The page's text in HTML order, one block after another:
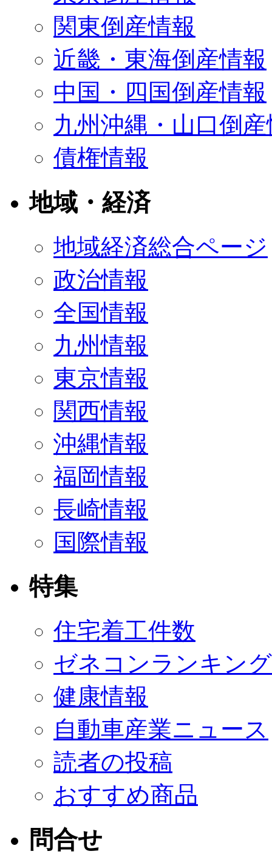
関東倒産情報
近畿・東海倒産情報
中国・四国倒産情報
九州沖縄・山口倒
債権情報
地域・経済
地域経済総合ページ
政治情報
全国情報
九州情報
東京情報
関西情報
沖縄情報
福岡情報
長崎情報
国際情報
特集
住宅着工件数
ゼネコンランキング
健康情報
自動車産業ニュース
読者の投稿
おすすめ商品
問合せ